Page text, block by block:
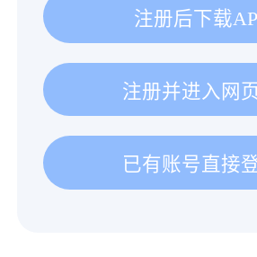
注册后下载
注册并进入网
已有账号直接